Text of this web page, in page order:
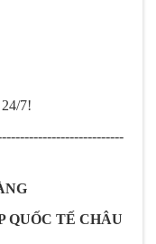
7!
QUỐC TẾ CHÂU